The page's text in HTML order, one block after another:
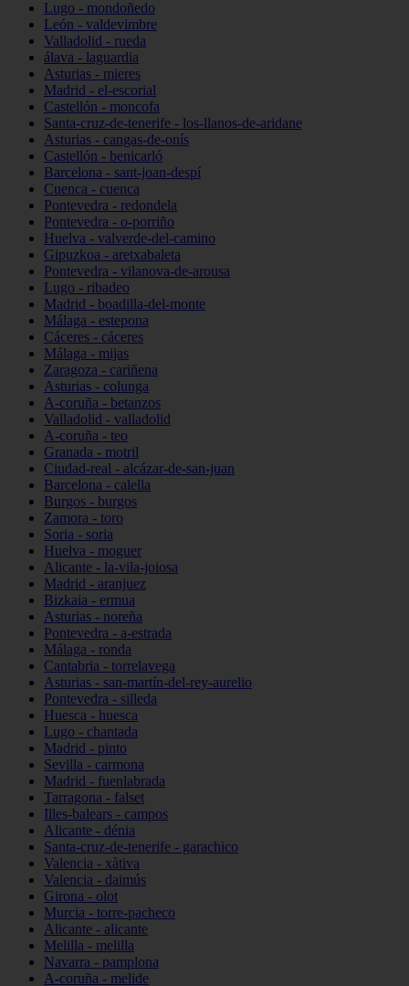
Lugo - mondoñedo
León - valdevimbre
Valladolid - rueda
álava - laguardia
Asturias - mieres
Madrid - el-escorial
Castellón - moncofa
Santa-cruz-de-tenerife - los-llanos-de-aridane
Asturias - cangas-de-onís
Castellón - benicarló
Barcelona - sant-joan-despí
Cuenca - cuenca
Pontevedra - redondela
Pontevedra - o-porriño
Huelva - valverde-del-camino
Gipuzkoa - aretxabaleta
Pontevedra - vilanova-de-arousa
Lugo - ribadeo
Madrid - boadilla-del-monte
Málaga - estepona
Cáceres - cáceres
Málaga - mijas
Zaragoza - cariñena
Asturias - colunga
A-coruña - betanzos
Valladolid - valladolid
A-coruña - teo
Granada - motril
Ciudad-real - alcázar-de-san-juan
Barcelona - calella
Burgos - burgos
Zamora - toro
Soria - soria
Huelva - moguer
Alicante - la-vila-joiosa
Madrid - aranjuez
Bizkaia - ermua
Asturias - noreña
Pontevedra - a-estrada
Málaga - ronda
Cantabria - torrelavega
Asturias - san-martín-del-rey-aurelio
Pontevedra - silleda
Huesca - huesca
Lugo - chantada
Madrid - pinto
Sevilla - carmona
Madrid - fuenlabrada
Tarragona - falset
Illes-balears - campos
Alicante - dénia
Santa-cruz-de-tenerife - garachico
Valencia - xàtiva
Valencia - daimús
Girona - olot
Murcia - torre-pacheco
Alicante - alicante
Melilla - melilla
Navarra - pamplona
A-coruña - melide